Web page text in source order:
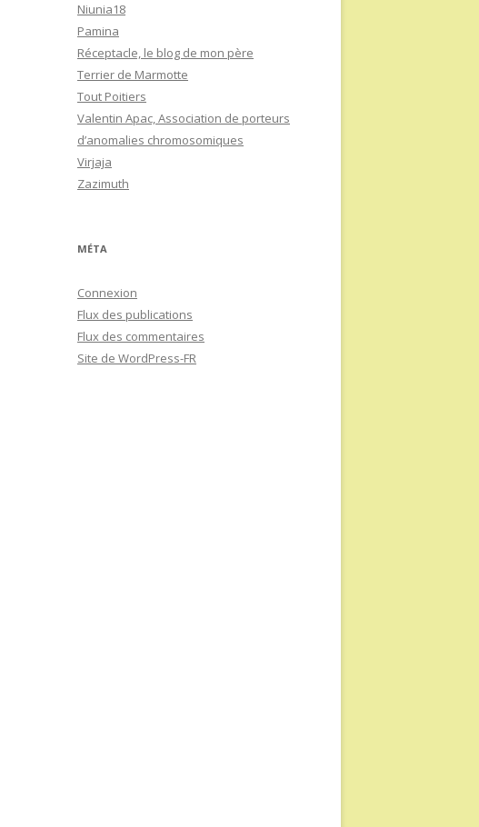
Niunia18
Pamina
Réceptacle, le blog de mon père
Terrier de Marmotte
Tout Poitiers
Valentin Apac, Association de porteurs
d’anomalies chromosomiques
Virjaja
Zazimuth
MÉTA
Connexion
Flux des publications
Flux des commentaires
Site de WordPress-FR